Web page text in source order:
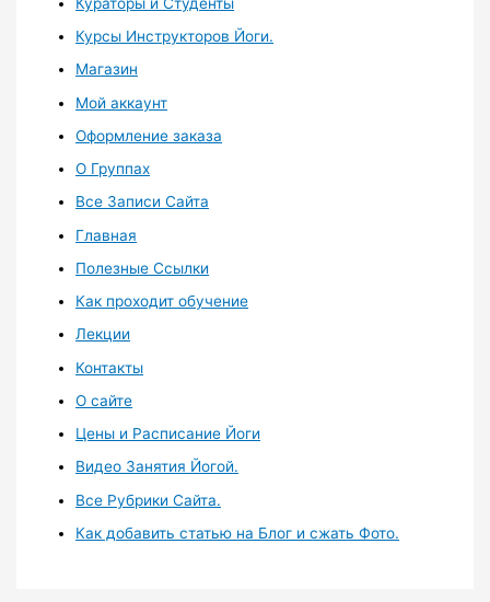
Курсы Инструкторов Йоги.
Магазин
Мой аккаунт
Оформление заказа
О Группах
Все Записи Сайта
Главная
Полезные Ссылки
Как проходит обучение
Лекции
Контакты
О сайте
Цены и Расписание Йоги
Видео Занятия Йогой.
Все Рубрики Сайта.
Как добавить статью на Блог и сжать Фото.